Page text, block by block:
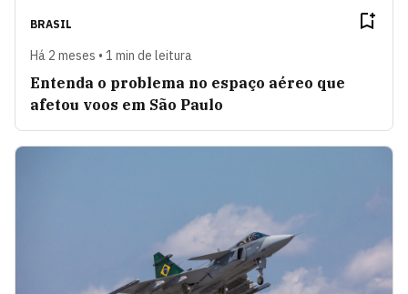
BRASIL
Há 2 meses • 1 min de leitura
Entenda o problema no espaço aéreo que
afetou voos em São Paulo